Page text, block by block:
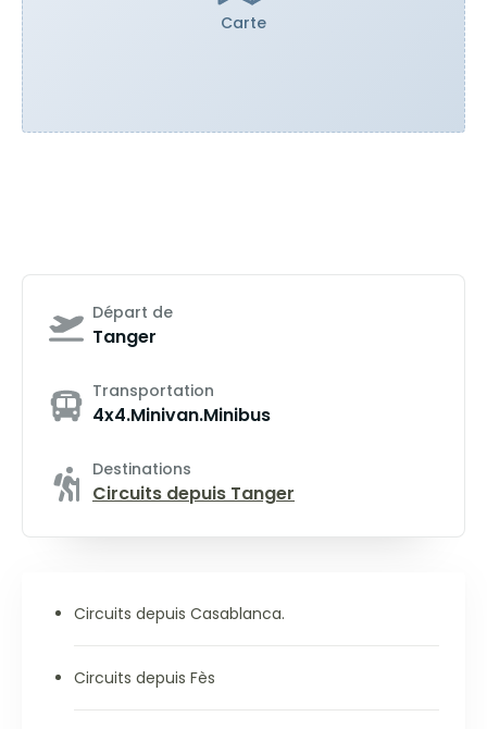
Carte
Départ de
Tanger
Transportation
4x4.Minivan.Minibus
Destinations
Circuits depuis Tanger
Circuits depuis Casablanca.
Circuits depuis Fès